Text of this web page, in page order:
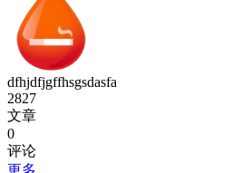
dfhjdfjgffhsgsdasfa
2827
文章
0
评论